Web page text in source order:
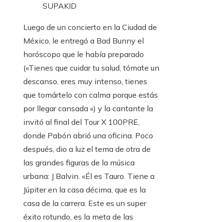
SUPAKID
Luego de un concierto en la Ciudad de
México, le entregó a Bad Bunny el
horóscopo que le había preparado
(«Tienes que cuidar tu salud, tómate un
descanso, eres muy intenso, tienes
que tomártelo con calma porque estás
por llegar cansada «) y la cantante la
invitó al final del Tour X 100PRE,
donde Pabón abrió una oficina. Poco
después, dio a luz el tema de otra de
las grandes figuras de la música
urbana: J Balvin. «Él es Tauro. Tiene a
Júpiter en la casa décima, que es la
casa de la carrera. Este es un super
éxito rotundo, es la meta de las